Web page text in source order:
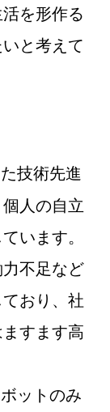
を形作る
と考えて
技術先進
人の自立
います。
不足など
おり、社
すます高
ットのみ